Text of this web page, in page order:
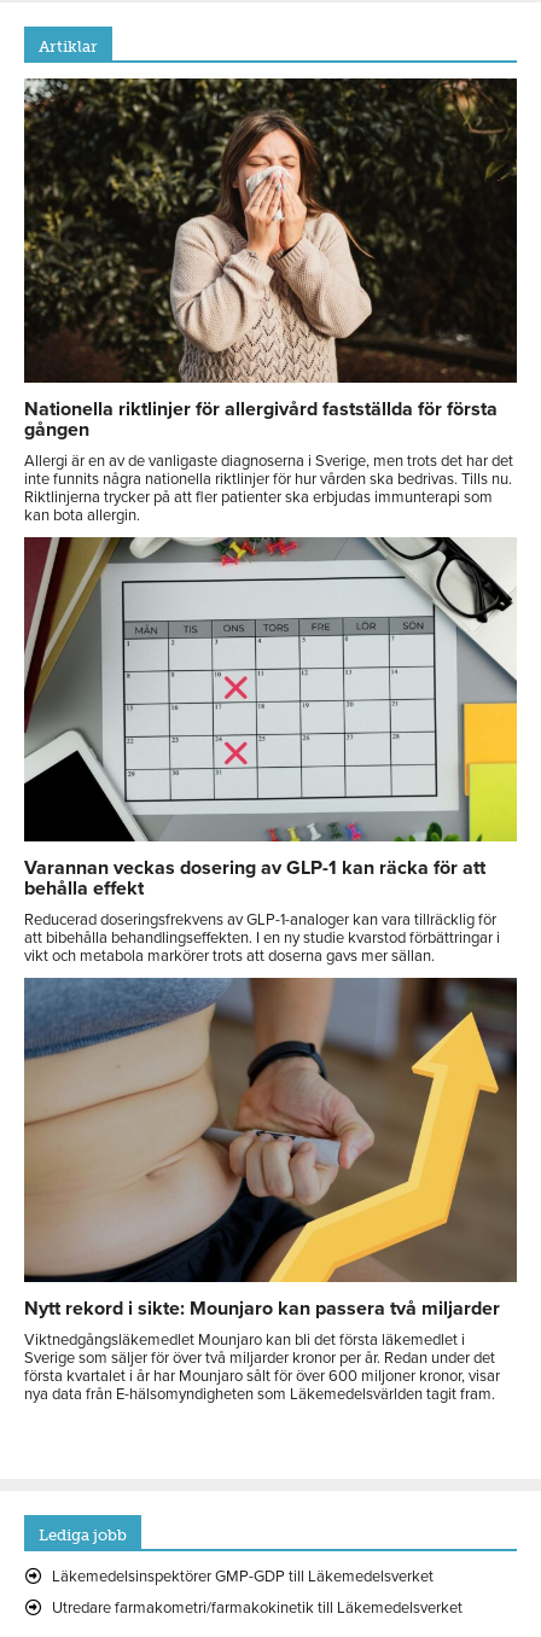
Artiklar
Nationella riktlinjer för allergivård fastställda för första
gången
Allergi är en av de vanligaste diagnoserna i Sverige, men trots det har det
inte funnits några nationella riktlinjer för hur vården ska bedrivas. Tills nu.
Riktlinjerna trycker på att fler patienter ska erbjudas immunterapi som
kan bota allergin.
Varannan veckas dosering av GLP-1 kan räcka för att
behålla effekt
Reducerad doseringsfrekvens av GLP-1-analoger kan vara tillräcklig för
att bibehålla behandlingseffekten. I en ny studie kvarstod förbättringar i
vikt och metabola markörer trots att doserna gavs mer sällan.
Nytt rekord i sikte: Mounjaro kan passera två miljarder
Viktnedgångsläkemedlet Mounjaro kan bli det första läkemedlet i
Sverige som säljer för över två miljarder kronor per år. Redan under det
första kvartalet i år har Mounjaro sålt för över 600 miljoner kronor, visar
nya data från E-hälsomyndigheten som Läkemedelsvärlden tagit fram.
Lediga jobb
Läkemedelsinspektörer GMP-GDP till Läkemedelsverket
Utredare farmakometri/farmakokinetik till Läkemedelsverket